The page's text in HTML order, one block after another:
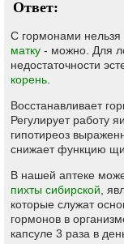
Ответ:
С гормонами нельзя
матку - можно. Для
недостаточности
корень
Восстанавливает
Регулирует работу
гипотиреоз
снижает функцию
В нашей аптеке
пихты сибирской ,
которые служат
гормонов в
капсуле 3 раза в